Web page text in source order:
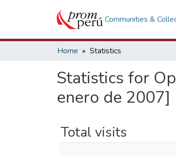
Communities &
Home Statistics
Statistics for
enero de 2007]
Total visits